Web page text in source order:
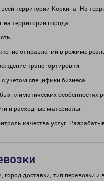
территории Коркина. На
на территории города.
отправлений в режиме
транспортировки.
учетом специфики бизнеса.
климатических особенностях
и расходные материалы.
качества услуг.
доставки, тип перевозки и